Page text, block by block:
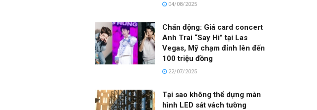
04/08/2025
Chấn động: Giá card concert
Anh Trai “Say Hi” tại Las
Vegas, Mỹ chạm đỉnh lên đến
100 triệu đồng
22/07/2025
Tại sao không thể dựng màn
hình LED sát vách tường